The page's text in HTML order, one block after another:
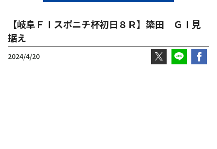
【岐阜ＦⅠスポニチ杯初日８Ｒ】簗田 ＧⅠ見
据え
2024/4/20